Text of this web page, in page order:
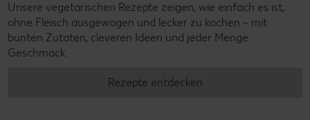
Unsere vegetarischen Rezepte zeigen, wie einfach es ist,
ohne Fleisch ausgewogen und lecker zu kochen – mit
bunten Zutaten, cleveren Ideen und jeder Menge
Geschmack.
Rezepte entdecken